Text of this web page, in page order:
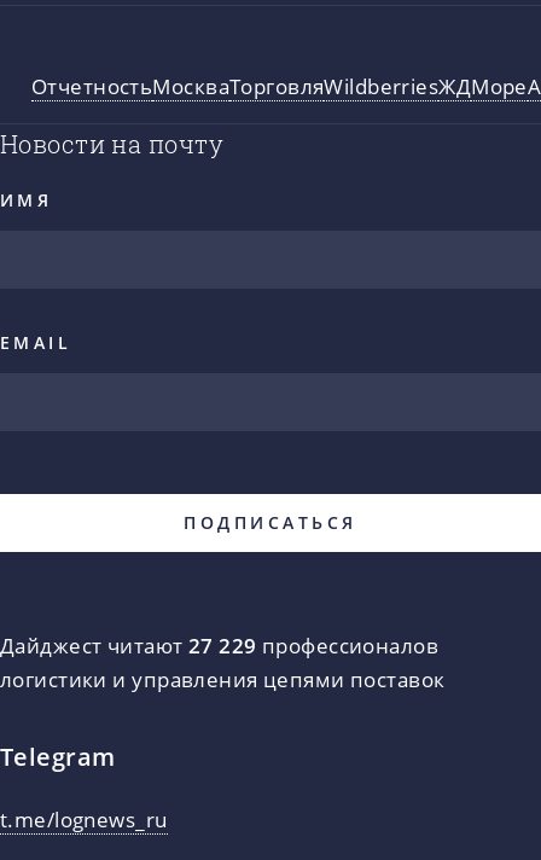
ОтчетностьМоскваТорговляWildberriesЖДМоре
Новости на почту
ИМЯ
EMAIL
Дайджест читают 27 229 профессионалов
логистики и управления цепями поставок
Telegram
t.me/lognews_ru